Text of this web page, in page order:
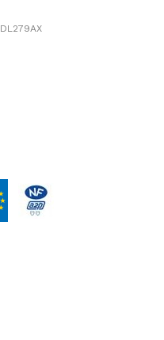
DL279AX